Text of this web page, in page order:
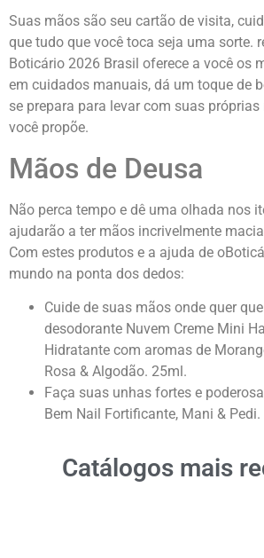
Suas mãos são seu cartão de visita,
que tudo que você toca seja uma sorte.
Boticário 2026 Brasil oferece a você os
em cuidados manuais, dá um toque de
se prepara para levar com suas
você propõe.
Mãos de Deusa
Não perca tempo e dê uma olhada nos
ajudarão a ter mãos incrivelmente
Com estes produtos e a ajuda de
mundo na ponta dos dedos:
Cuide de suas mãos onde quer
desodorante Nuvem Creme Mini
Hidratante com aromas de
Rosa & Algodão. 25ml.
Faça suas unhas fortes e
Bem Nail Fortificante, Mani & Pedi.
Catálogos mais